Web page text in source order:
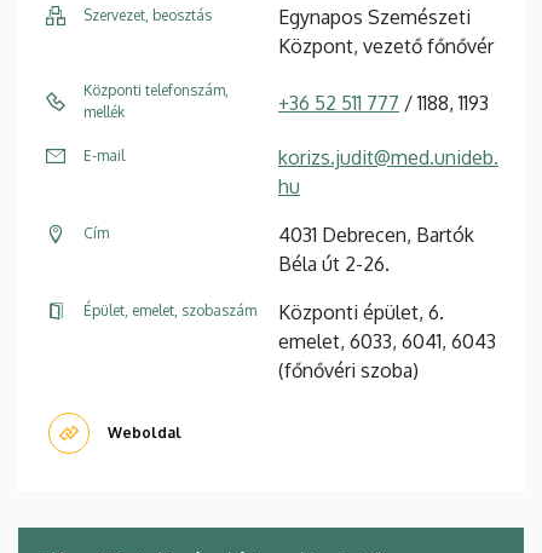
Szervezet, beosztás
Egynapos Szemészeti
Központ, vezető főnővér
Központi telefonszám,
mellék
+36 52 511 777 / 1188, 1193
E-mail
korizs.judit@med.unideb.
hu
Cím
4031 Debrecen, Bartók
Béla út 2-26.
Épület, emelet, szobaszám
Központi épület, 6.
emelet, 6033, 6041, 6043
(főnővéri szoba)
Weboldal